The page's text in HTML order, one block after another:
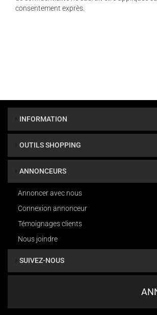
consentement exprès.
INFORMATION
OUTILS SHOPPING
ANNONCEURS
Annoncer avec nous
Connexion annonceur
Témoignages clients
Nous joindre
SUIVEZ-NOUS